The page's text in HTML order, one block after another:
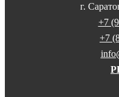
г.
+7
+7